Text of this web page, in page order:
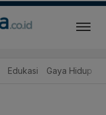
Edukasi Gaya Hidup